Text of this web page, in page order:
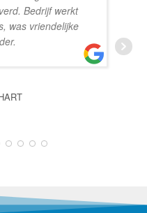
Bedrijf werkt
was vriendelijke
7 8 9 10